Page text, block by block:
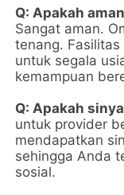
Q: Apakah
Sangat aman.
tenang.
untuk segala
kemampuan
Q: Apakah
untuk provider
mendapatkan
sehingga Anda
sosial.